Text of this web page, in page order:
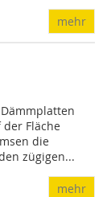
mehr
der Fläche
die
zügigen...
mehr